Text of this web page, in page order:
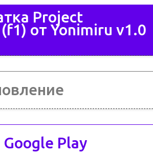
Project
от Yonimiru v1.0
Play